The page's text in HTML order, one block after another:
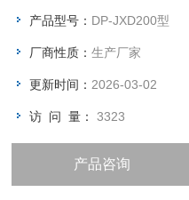
产品型号： DP-JXD200型
厂商性质：生产厂家
更新时间： 2026-03-02
访 问 量：3323
产品咨询